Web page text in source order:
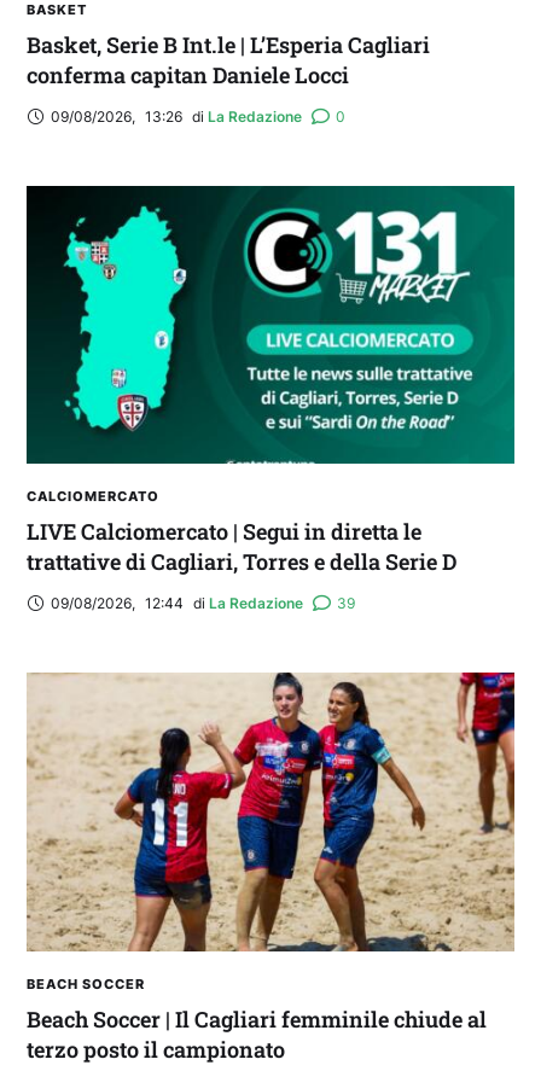
BASKET
Basket, Serie B Int.le | L’Esperia Cagliari
conferma capitan Daniele Locci
09/08/2026, 13:26 di La Redazione 0
CALCIOMERCATO
LIVE Calciomercato | Segui in diretta le
trattative di Cagliari, Torres e della Serie D
09/08/2026, 12:44 di La Redazione 39
BEACH SOCCER
Beach Soccer | Il Cagliari femminile chiude al
terzo posto il campionato